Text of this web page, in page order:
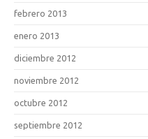
febrero 2013
enero 2013
diciembre 2012
noviembre 2012
octubre 2012
septiembre 2012